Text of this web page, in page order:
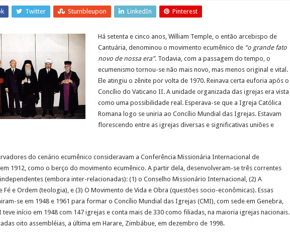
Twitter Stumbleupon LinkedIn Pinterest
Há setenta e cinco anos, William Temple, o então arcebispo de
Cantuária, denominou o movimento ecumênico de“o grande fato
novo de nossa era”.Todavia, com a passagem do tempo, o
ecumenismo tornou-se não mais novo, mas menos original e vital.
Ele atingiu o zênite por volta de 1970. Reinava certa euforia após o
Concílio do Vaticano II. A unidade organizada das igrejas era vista
como uma possibilidade real. Esperava-se que a Igreja Católica
Romana logo se uniria ao Concílio Mundial das Igrejas. Estavam
florescendo entre as igrejas diversas e significativas uniões e
do cenário ecumênico consideravam a Conferência Missionária Internacional de
1912, como o berço do movimento ecumênico. A partir dela, desenvolveram-se três correntes
(embora inter-relacionadas): (1) o Conselho Missionário Internacional, (2) A
Fé e Ordem (teologia), e (3) O Movimento de Vida e Obra (questões socio-econômicas). Essas
se em 1948 e 1961 para formar o Concílio Mundial das Igrejas (CMI), com sede em Genebra,
teve início em 1948 com 147 igrejas e conta mais de 330 como filiadas, na maioria igrejas nacionais.
oito assembléias, a última em Harare, Zimbábue, em dezembro de 1998.